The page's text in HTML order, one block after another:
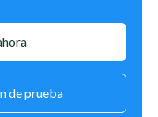
de prueba